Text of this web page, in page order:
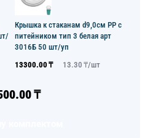
Крышка к стаканам d9,0см PP с
питейником тип 3 белая арт
3016Б 50 шт/уп
13300.00 ₸ 13.30 ₸/шт
₸